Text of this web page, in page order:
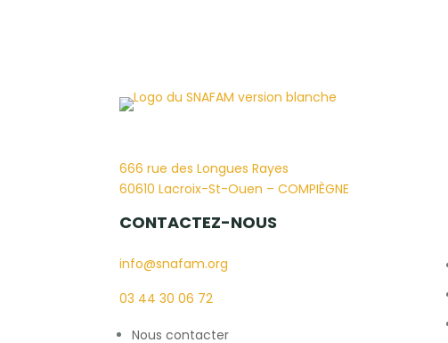
666 rue des Longues Rayes
60610 Lacroix-St-Ouen – COMPIÈGNE
CONTACTEZ-NOUS
info@snafam.org
03 44 30 06 72
Nous contacter